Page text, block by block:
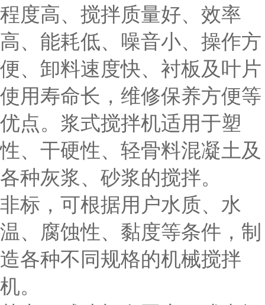
程度高、搅拌质量好、效率
高、能耗低、噪音小、操作方
便、卸料速度快、衬板及叶片
使用寿命长，维修保养方便等
优点。浆式搅拌机适用于塑
性、干硬性、轻骨料混凝土及
各种灰浆、砂浆的搅拌。
非标，可根据用户水质、水
温、腐蚀性、黏度等条件，制
造各种不同规格的机械搅拌
机。